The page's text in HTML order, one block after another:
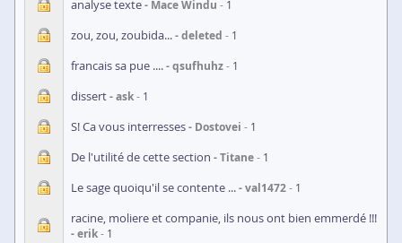
analyse texte Mace Windu 1
zou, zou, zoubida... deleted 1
francais sa pue .... qsufhuhz 1
dissert ask 1
S! Ca vous interresses Dostovei 1
De l'utilité de cette section Titane 1
Le sage quoiqu'il se contente ... val1472 1
racine, moliere et companie, ils nous ont bien emmerdé !!!
erik 1